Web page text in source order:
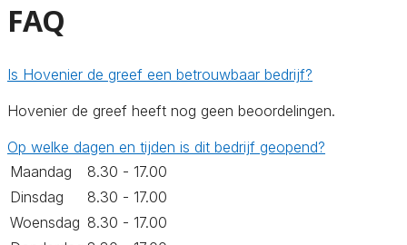
FAQ
Is Hovenier de greef een betrouwbaar bedrijf?
Hovenier de greef heeft nog geen beoordelingen.
Op welke dagen en tijden is dit bedrijf geopend?
Maandag
8.30 - 17.00
Dinsdag
8.30 - 17.00
Woensdag 8.30 - 17.00